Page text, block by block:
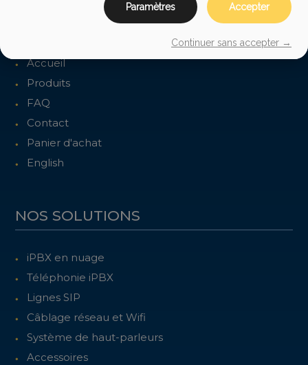
LIENS RAPIDES
Accueil
Produits
FAQ
Contact
Panier d'achat
English
NOS SOLUTIONS
iPBX en nuage
Téléphonie iPBX
Lignes SIP
Câblage réseau et Wifi
Système de haut-parleurs
Accessoires
Paramètres Accepter
Continuer sans accepter →